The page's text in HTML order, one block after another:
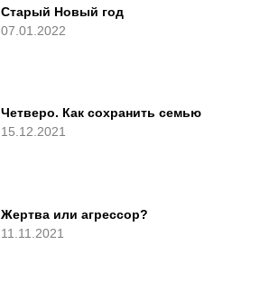
Старый Новый год
07.01.2022
Четверо. Как сохранить семью
15.12.2021
Жертва или агрессор?
11.11.2021